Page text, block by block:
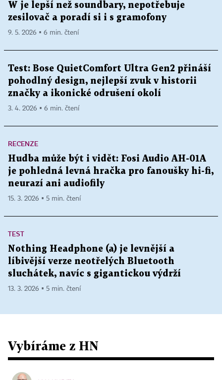
W je lepší než soundbary, nepotřebuje
zesilovač a poradí si i s gramofony
9. 5. 2026 ▪ 6 min. čtení
Test: Bose QuietComfort Ultra Gen2 přináší
pohodlný design, nejlepší zvuk v historii
značky a ikonické odrušení okolí
3. 4. 2026 ▪ 6 min. čtení
RECENZE
Hudba může být i vidět: Fosi Audio AH-01A
je pohledná levná hračka pro fanoušky hi-fi,
neurazí ani audiofily
15. 3. 2026 ▪ 5 min. čtení
TEST
Nothing Headphone (a) je levnější a
líbivější verze neotřelých Bluetooth
sluchátek, navíc s gigantickou výdrží
13. 3. 2026 ▪ 5 min. čtení
Vybíráme z HN